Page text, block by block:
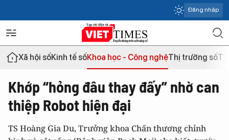
Đăng nhập
Xã hội sốKinh tế sốKhoa học - Công nghệThị trường số
Khớp “hỏng đâu thay đấy” nhờ can
thiệp Robot hiện đại
TS Hoàng Gia Du, Trưởng khoa Chấn thương chỉnh